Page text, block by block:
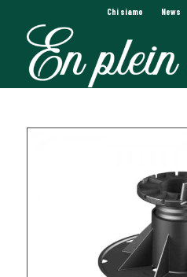
Chi siamo News